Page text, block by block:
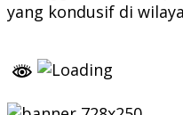
yang kondusif di